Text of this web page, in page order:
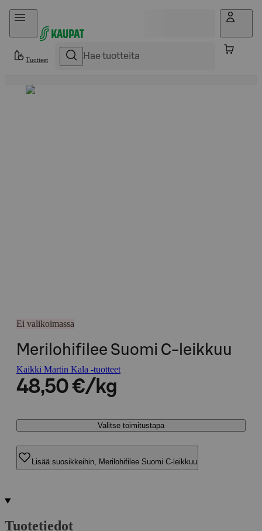
Hyppää sisältöön
Tuotteet
Ei valikoimassa
Merilohifilee Suomi C-leikkuu
Kaikki Martin Kala -tuotteet
48,50 €/kg
Valitse toimitustapa
Lisää suosikkeihin, Merilohifilee Suomi C-leikkuu
Tuotetiedot